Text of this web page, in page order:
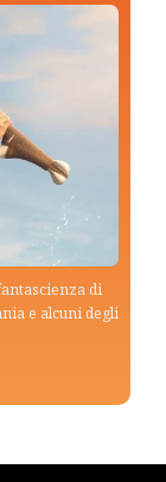
di
e alcuni degli